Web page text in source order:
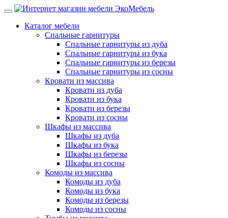
Каталог мебели
Спальные гарнитуры
Спальные гарнитуры из дуба
Спальные гарнитуры из бука
Спальные гарнитуры из березы
Спальные гарнитуры из сосны
Кровати из массива
Кровати из дуба
Кровати из бука
Кровати из березы
Кровати из сосны
Шкафы из массива
Шкафы из дуба
Шкафы из бука
Шкафы из березы
Шкафы из сосны
Комоды из массива
Комоды из дуба
Комоды из бука
Комоды из березы
Комоды из сосны